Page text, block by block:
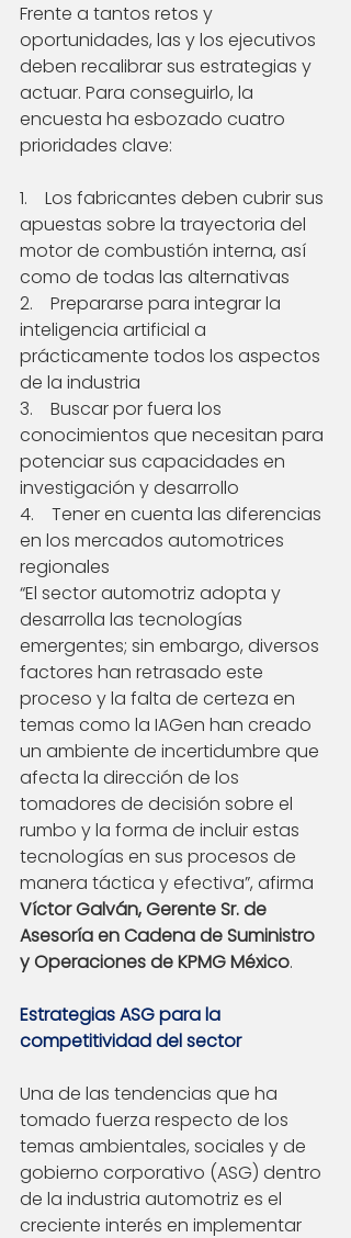
Frente a tantos retos y
oportunidades, las y los ejecutivos
deben recalibrar sus estrategias y
actuar. Para conseguirlo, la
encuesta ha esbozado cuatro
prioridades clave:
1.    Los fabricantes deben cubrir sus
apuestas sobre la trayectoria del
motor de combustión interna, así
como de todas las alternativas
2.    Prepararse para integrar la
inteligencia artificial a
prácticamente todos los aspectos
de la industria
3.    Buscar por fuera los
conocimientos que necesitan para
potenciar sus capacidades en
investigación y desarrollo
4.    Tener en cuenta las diferencias
en los mercados automotrices
regionales
“El sector automotriz adopta y
desarrolla las tecnologías
emergentes; sin embargo, diversos
factores han retrasado este
proceso y la falta de certeza en
temas como la IAGen han creado
un ambiente de incertidumbre que
afecta la dirección de los
tomadores de decisión sobre el
rumbo y la forma de incluir estas
tecnologías en sus procesos de
manera táctica y efectiva”, afirma
Víctor Galván, Gerente Sr. de
Asesoría en Cadena de Suministro
y Operaciones de KPMG México.
Estrategias ASG para la
competitividad del sector
Una de las tendencias que ha
tomado fuerza respecto de los
temas ambientales, sociales y de
gobierno corporativo (ASG) dentro
de la industria automotriz es el
creciente interés en implementar